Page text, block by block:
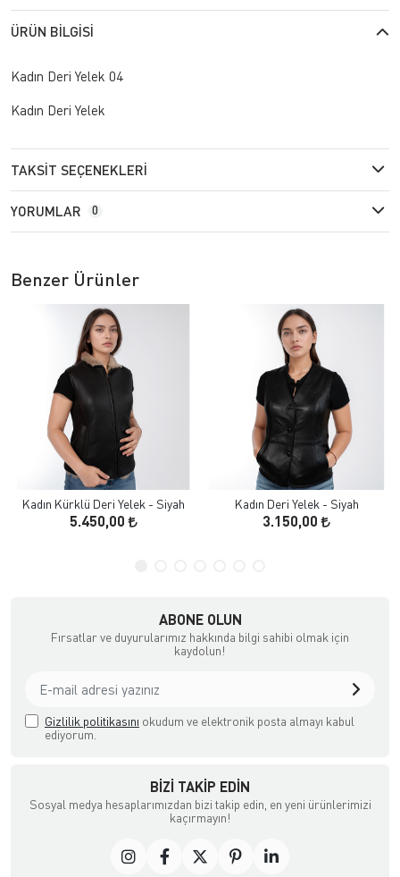
ÜRÜN BILGISI
Kadın Deri Yelek 04
Kadın Deri Yelek
TAKSIT SEÇENEKLERI
YORUMLAR 0
Benzer Ürünler
Kadın Kürklü Deri Yelek - Siyah
5.450,00
Kadın Deri Yelek - Siyah
3.150,00
ABONE OLUN
Fırsatlar ve duyurularımız hakkında bilgi sahibi olmak için
kaydolun!
Gizlilik politikasını okudum ve elektronik posta almayı kabul
ediyorum.
BIZI TAKIP EDIN
Sosyal medya hesaplarımızdan bizi takip edin, en yeni ürünlerimizi
kaçırmayın!